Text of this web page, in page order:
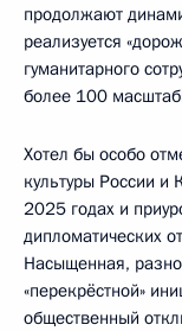
продолжают
реализуется
гуманитарного
более 100
Хотел бы особо
культуры России и
2025 годах и
дипломатических
Насыщенная,
«перекрёстной»
общественный